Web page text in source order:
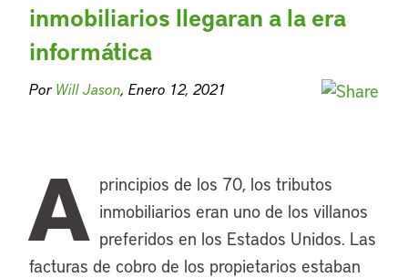
inmobiliarios llegaran a la era
informática
PorWill Jason, Enero 12, 2021
A principios de los 70, los tributos
inmobiliarios eran uno de los villanos
preferidos en los Estados Unidos. Las
facturas de cobro de los propietarios estaban